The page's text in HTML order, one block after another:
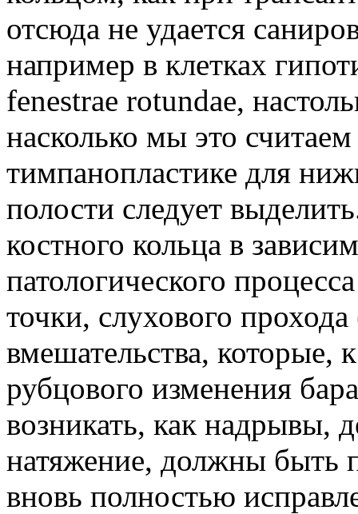
отсюда не удается
например в клетках
fenestrae rotundae,
насколько мы это
тимпанопластике для
полости следует
костного кольца в
патологического
точки, слухового
вмешательства, которые,
рубцового изменения
возникать, как надрывы,
натяжение, должны быть
вновь полностью